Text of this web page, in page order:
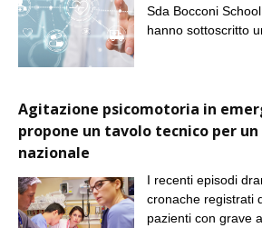
Sda Bocconi
hanno sottoscritto
Agitazione psicomotoria in
propone un tavolo tecnico per
nazionale
I recenti episodi
cronache registrati
pazienti con grave